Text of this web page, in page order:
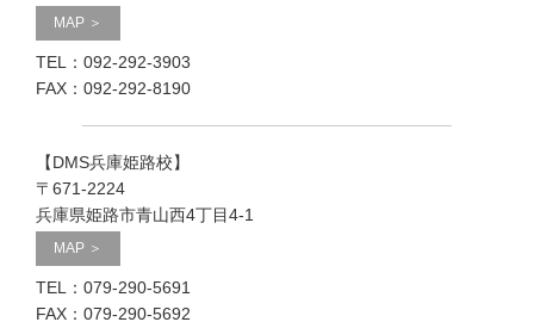
MAP ＞
TEL：092-292-3903
FAX：092-292-8190
【DMS兵庫姫路校】
〒671-2224
兵庫県姫路市青山西4丁目4-1
MAP ＞
TEL：079-290-5691
FAX：079-290-5692